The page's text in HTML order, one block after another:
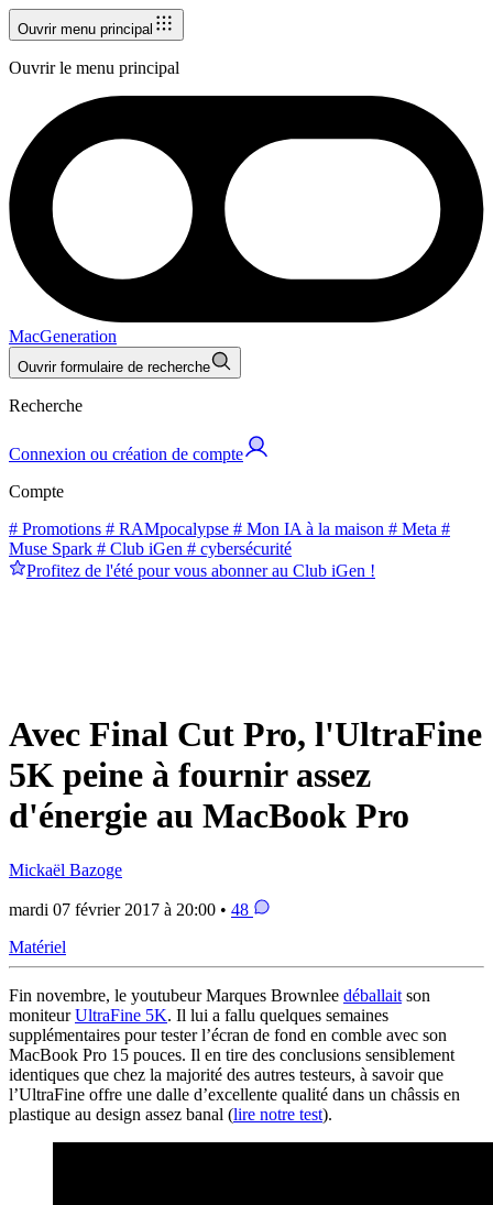
Ouvrir menu principal
Ouvrir le menu principal
MacGeneration
Ouvrir formulaire de recherche
Recherche
Connexion ou création de compte
Compte
# Promotions # RAMpocalypse # Mon IA à la maison # Meta #
Muse Spark # Club iGen # cybersécurité
Profitez de l'été pour vous abonner au Club iGen !
Avec Final Cut Pro, l'UltraFine
5K peine à fournir assez
d'énergie au MacBook Pro
Mickaël Bazoge
mardi 07 février 2017 à 20:00 • 48
Matériel
Fin novembre, le youtubeur Marques Brownlee déballait son
moniteurUltraFine 5K. Il lui a fallu quelques semaines
supplémentaires pour tester l’écran de fond en comble avec son
MacBook Pro 15 pouces. Il en tire des conclusions sensiblement
identiques que chez la majorité des autres testeurs, à savoir que
l’UltraFine offre une dalle d’excellente qualité dans un châssis en
plastique au design assez banal (lire notre test).